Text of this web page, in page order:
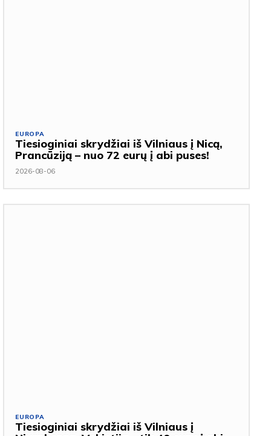
EUROPA
Tiesioginiai skrydžiai iš Vilniaus į Nicą,
Prancūziją – nuo 72 eurų į abi puses!
2026-08-06
EUROPA
Tiesioginiai skrydžiai iš Vilniaus į